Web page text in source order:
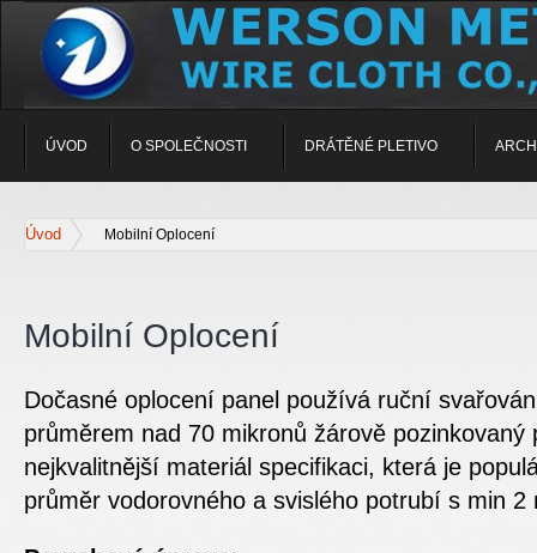
ÚVOD O SPOLEČNOSTI DRÁTĚNÉ PLETIVO
Úvod Mobilní Oplocení
Mobilní Oplocení
Dočasné oplocení panel používá ruční
průměrem nad 70 mikronů žárově pozinkovaný
nejkvalitnější materiál specifikaci, která je
průměr vodorovného a svislého potrubí s min